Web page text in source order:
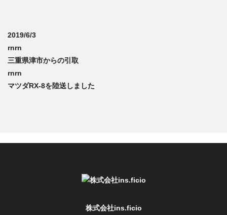
2019/6/3
rnrn
三重県津市からの引取
rnrn
マツダRX-8を陸送しました
株式会社ins.ficio